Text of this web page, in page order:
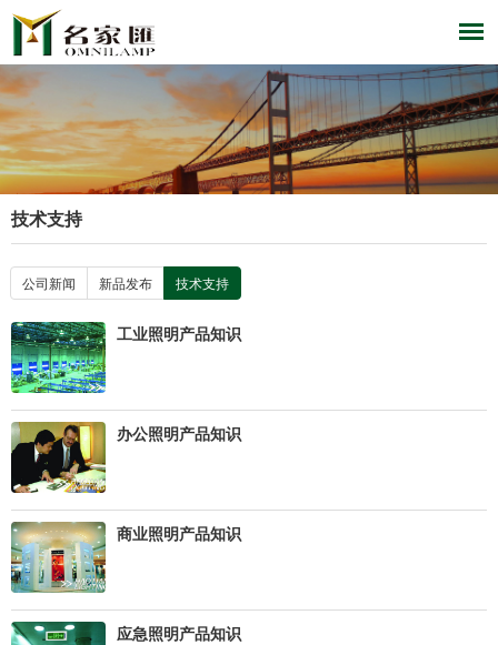
技术支持
公司新闻 新品发布 技术支持
工业照明产品知识
办公照明产品知识
商业照明产品知识
应急照明产品知识